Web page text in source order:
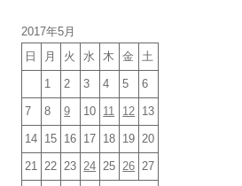
2017年5月
日
月 火 水 木 金 土
1 2 3 4 5 6
7 8 9 10 11 12 13
14 15 16 17 18 19 20
21 22 23 24 25 26 27